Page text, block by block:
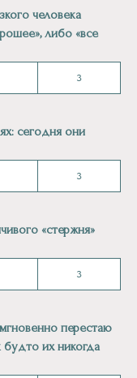
человека
либо «все
3
сегодня они
3
«стержня»
3
перестаю
будто их никогда